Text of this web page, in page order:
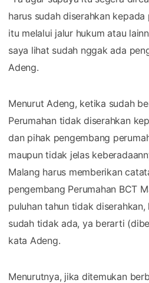
harus sudah diserahkan
itu melalui jalur hukum atau
saya lihat sudah nggak ada
Adeng.
Menurut Adeng, ketika sudah
Perumahan tidak diserahkan
dan pihak pengembang
maupun tidak jelas
Malang harus memberikan
pengembang Perumahan BCT
puluhan tahun tidak
sudah tidak ada, ya berarti
kata Adeng.
Menurutnya, jika ditemukan